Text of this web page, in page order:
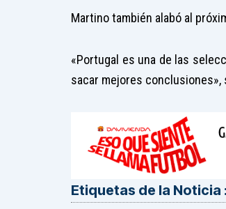
Martino también alabó al
«Portugal es una de las
sacar mejores conclusiones»,
Etiquetas de la Noticia :